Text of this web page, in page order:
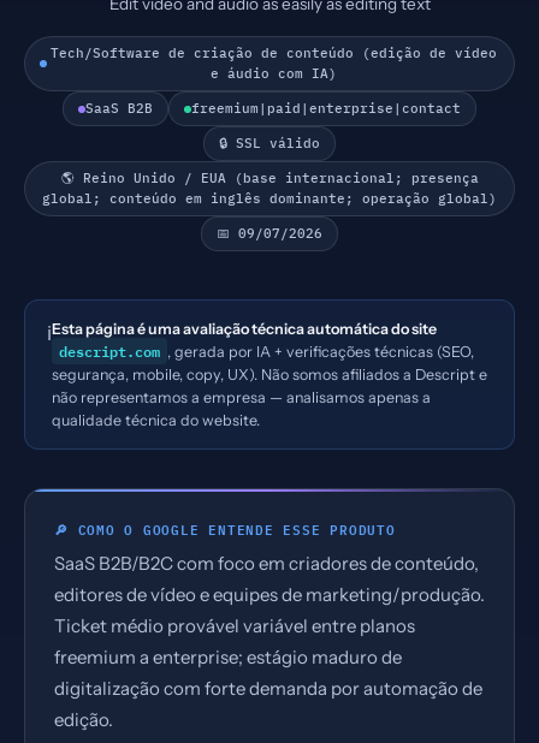
Tech/Software de criação de conteúdo (edição de vídeo
e áudio com IA)
SaaS B2B freemium|paid|enterprise|contact
🔒 SSL válido
🌎 Reino Unido / EUA (base internacional; presença
global; conteúdo em inglês dominante; operação global)
📅 09/07/2026
ℹ️Esta página é uma avaliação técnica automática do site
descript.com , gerada por IA + verificações técnicas (SEO,
segurança, mobile, copy, UX). Não somos afiliados a Descript e
não representamos a empresa — analisamos apenas a
qualidade técnica do website.
🔎 COMO O GOOGLE ENTENDE ESSE PRODUTO
SaaS B2B/B2C com foco em criadores de conteúdo,
editores de vídeo e equipes de marketing/produção.
Ticket médio provável variável entre planos
freemium a enterprise; estágio maduro de
digitalização com forte demanda por automação de
edição.